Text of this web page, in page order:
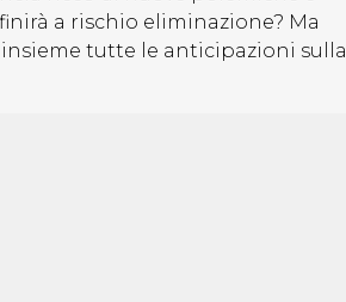
a rischio eliminazione? Ma
tutte le anticipazioni sulla